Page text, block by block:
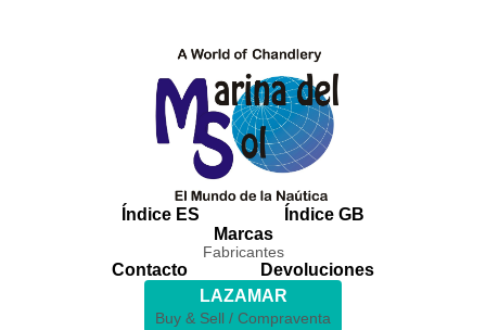
Índice ES
Índice GB
Marcas
Fabricantes
Contacto
Devoluciones
LAZAMAR
Buy & Sell / Compraventa